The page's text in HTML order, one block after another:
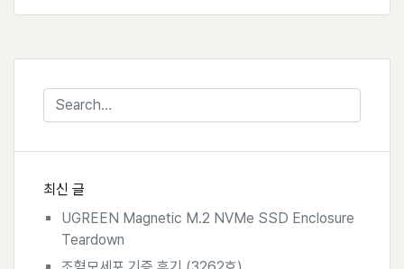
최신 글
UGREEN Magnetic M.2 NVMe SSD Enclosure
Teardown